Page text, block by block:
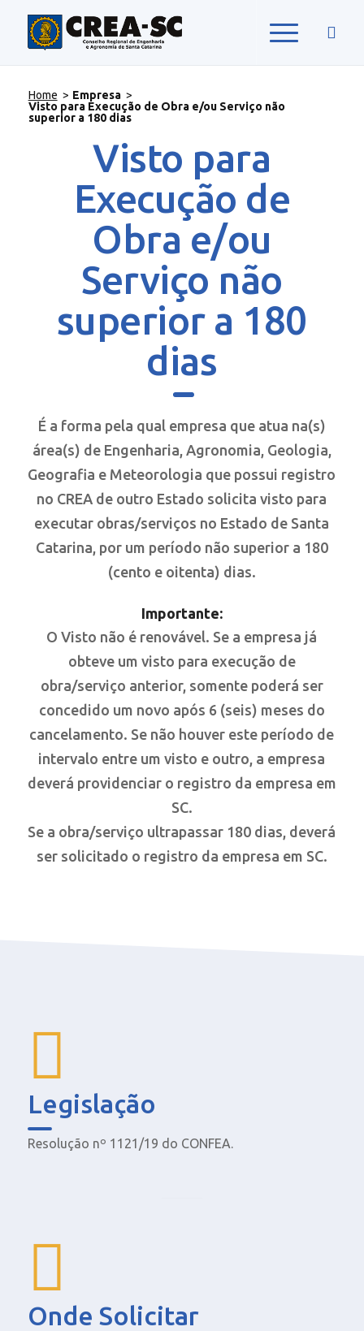
Home > Empresa >
Visto para Execução de Obra e/ou Serviço não
superior a 180 dias
Visto para
Execução de
Obra e/ou
Serviço não
superior a 180
dias
É a forma pela qual empresa que atua na(s)
área(s) de Engenharia, Agronomia, Geologia,
Geografia e Meteorologia que possui registro
no CREA de outro Estado solicita visto para
executar obras/serviços no Estado de Santa
Catarina, por um período não superior a 180
(cento e oitenta) dias.
Importante:
O Visto não é renovável. Se a empresa já
obteve um visto para execução de
obra/serviço anterior, somente poderá ser
concedido um novo após 6 (seis) meses do
cancelamento. Se não houver este período de
intervalo entre um visto e outro, a empresa
deverá providenciar o registro da empresa em
SC.
Se a obra/serviço ultrapassar 180 dias, deverá
ser solicitado o registro da empresa em SC.
Legislação
Resolução nº 1121/19 do CONFEA.
Onde Solicitar